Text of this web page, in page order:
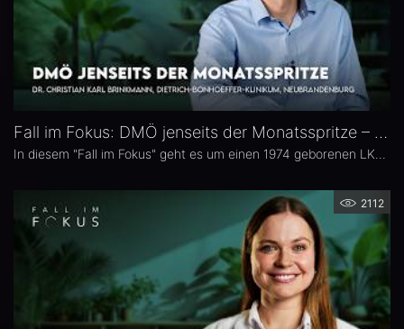
Fall im Fokus: DMÖ jenseits der Monatsspritze – Dr. Christian Karl Brinkmann
2112